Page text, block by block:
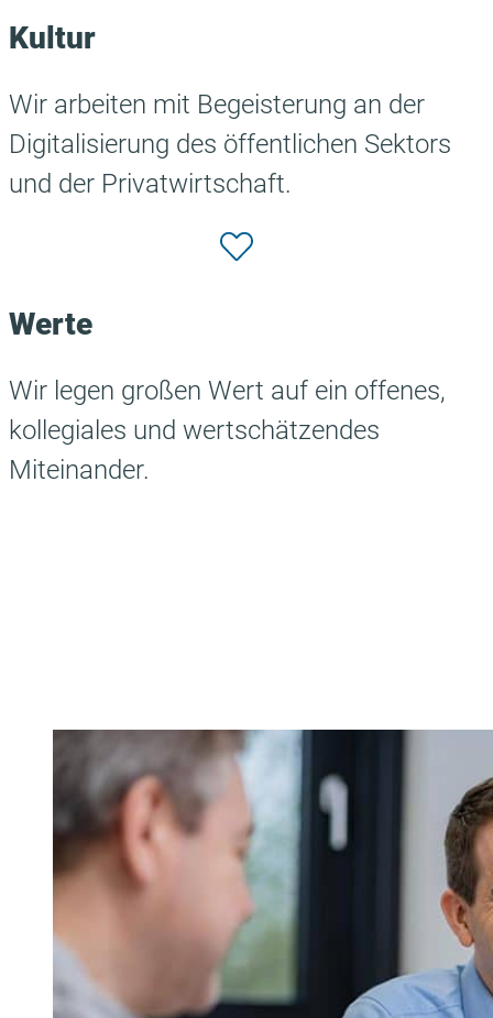
Kultur
Wir arbeiten mit Begeisterung an der
Digitalisierung des öffentlichen Sektors
und der Privatwirtschaft.
Werte
Wir legen großen Wert auf ein offenes,
kollegiales und wertschätzendes
Miteinander.